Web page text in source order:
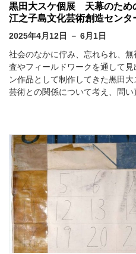
黒田大スケ個展 天幕のため
江之子島文化芸術創造センタ
2025年4月12日 － 6月1日
社会のなかに佇み、忘れられ、
査やフィールドワークを通して
ン作品として制作してきた黒田
芸術との関係について考え、問い